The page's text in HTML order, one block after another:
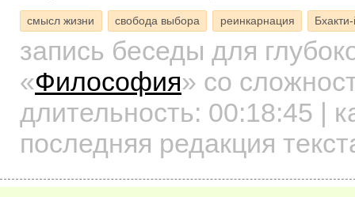
смысл жизни свобода выбора реинкарнация
запись беседы для
«Философия» со
длительность: 00:18:45 |
последняя редакция